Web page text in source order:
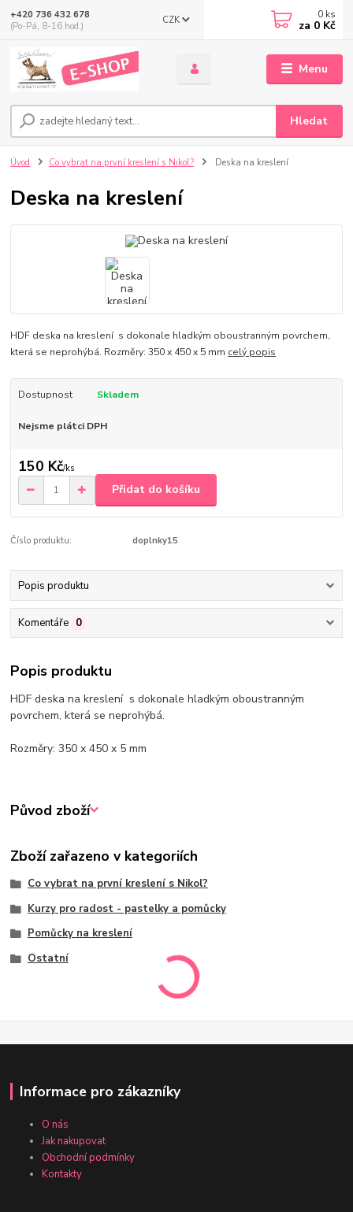
Menu
CZK
Hledat
+420 736 432 678
(Po-Pá, 8-16 hod.)
0 ks
za 0 Kč
Úvod Co vybrat na první kreslení s Nikol? Deska na kreslení
Deska na kreslení
HDF deska na kreslení s dokonale hladkým oboustranným povrchem,
která se neprohýbá. Rozměry: 350 x 450 x 5 mm celý popis
Dostupnost Skladem
Nejsme plátci DPH
150 Kč/ks
Přidat do košíku
Číslo produktu: doplnky15
Popis produktu
Komentáře 0
Popis produktu
HDF deska na kreslení s dokonale hladkým oboustranným
povrchem, která se neprohýbá.
Rozměry: 350 x 450 x 5 mm
Původ zboží
Zboží zařazeno v kategoriích
Co vybrat na první kreslení s Nikol?
Kurzy pro radost - pastelky a pomůcky
Pomůcky na kreslení
Ostatní
Informace pro zákazníky
O nás
Jak nakupovat
Obchodní podmínky
Kontakty